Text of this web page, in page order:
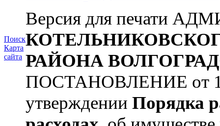
Поиск
Карта
сайта
Версия для печати
РАЙОНА
ПОСТАНОВЛЕНИЕ от
утверждении Порядка